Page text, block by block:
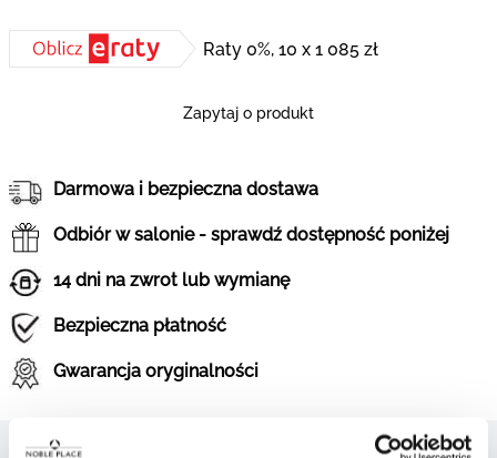
Raty 0%, 10 x 1 085 zł
Zapytaj o produkt
Darmowa i bezpieczna dostawa
Odbiór w salonie - sprawdź dostępność poniżej
14 dni na zwrot lub wymianę
Bezpieczna płatność
Gwarancja oryginalności